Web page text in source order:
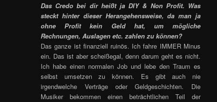
Das Credo bei dir heißt ja DIY & Non Profit. Was
steckt hinter dieser Herangehensweise, da man ja
ohne Profit kein Geld hat, um mögliche
Rechnungen, Auslagen etc. zahlen zu können?
Das ganze ist finanziell ruinös. Ich fahre IMMER Minus
ein. Das ist aber scheißegal, denn darum geht es nicht.
Ich habe einen normalen Job und lebe den Traum es
selbst umsetzen zu können. Es gibt auch nie
irgendwelche Verträge oder Geldgeschichten. Die
Musiker bekommen einen beträchtlichen Teil der